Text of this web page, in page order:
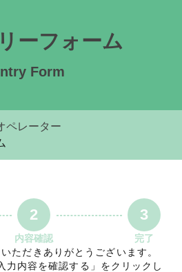
ーフォーム
Form
ペレーター
2
内容確認
3
完了
ただきありがとうございます。
力内容を確認する」をクリックし